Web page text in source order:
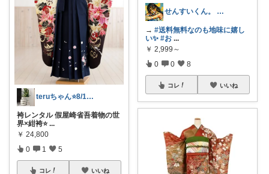
teruちゃん⭐️8/1楽天トラベル感謝
袴レンタル 假屋崎省吾着物の世
界×紺袴⭐️ ...
￥ 24,800
0 1 5
コレ いいね
せんすいくん。 ＼情報の海へダイブ／
→ #送料無料なのも地味に嬉し
い✨ #お ...
￥ 2,999～
0 0 8
コレ いいね